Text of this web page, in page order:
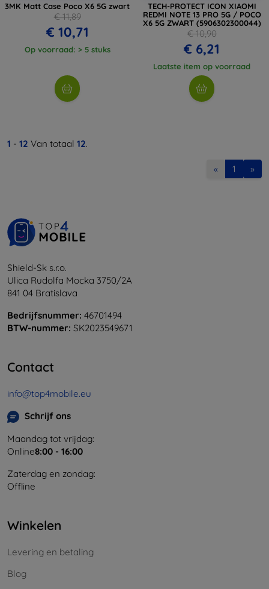
3MK Matt Case Poco X6 5G zwart
€ 11,89
€ 10,71
Op voorraad: > 5 stuks
TECH-PROTECT ICON XIAOMI
REDMI NOTE 13 PRO 5G / POCO
X6 5G ZWART (5906302300044)
€ 10,90
€ 6,21
Laatste item op voorraad
1 - 12 Van totaal 12.
« 1 »
Shield-Sk s.r.o.
Ulica Rudolfa Mocka 3750/2A
841 04 Bratislava
Bedrijfsnummer: 46701494
BTW-nummer: SK2023549671
Contact
info@top4mobile.eu
Schrijf ons
Maandag tot vrijdag:
Online8:00 - 16:00
Zaterdag en zondag:
Offline
Winkelen
Levering en betaling
Blog